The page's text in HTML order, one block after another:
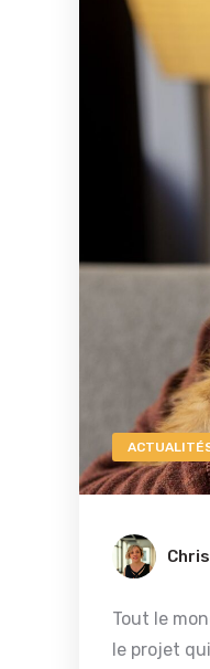
Tout le
le projet